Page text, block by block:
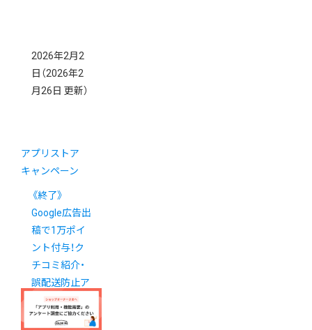
2026年2月2
日 （2026年2
月26日 更新）
アプリストア
キャンペーン
《終了》
Google広告出
稿で1万ポイ
ント付与！ク
チコミ紹介・
誤配送防止ア
プリが長期間
無料